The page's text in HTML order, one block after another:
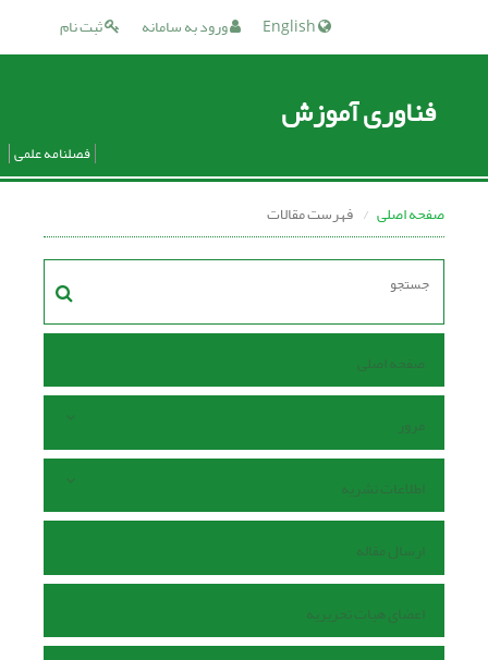
ثبت نام ورود به سامانه
فناوری آموزش
فصلنامه علمی
صفحه اصلی فهرست مقالات
صفحه اصلی
مرور
اطلاعات نشریه
ارسال مقاله
اعضای هیات تحریریه